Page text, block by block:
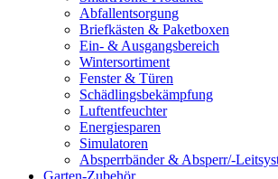
Abfallentsorgung
Briefkästen & Paketboxen
Ein- & Ausgangsbereich
Wintersortiment
Fenster & Türen
Schädlingsbekämpfung
Luftentfeuchter
Energiesparen
Simulatoren
Absperrbänder & Absperr/-
Garten-Zubehör